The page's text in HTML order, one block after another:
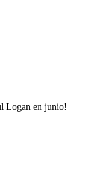
Logan en junio!